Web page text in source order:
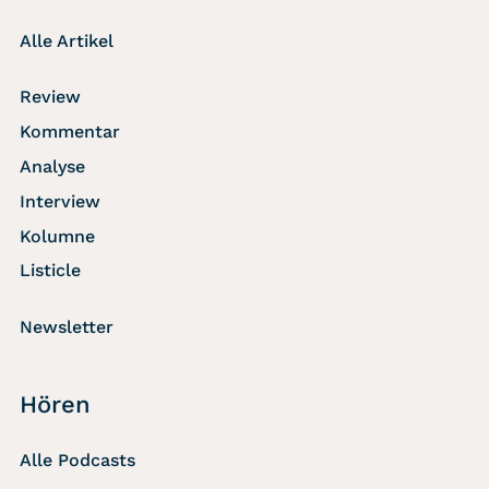
Alle Artikel
Review
Kommentar
Analyse
Interview
Kolumne
Listicle
Newsletter
Hören
Alle Podcasts